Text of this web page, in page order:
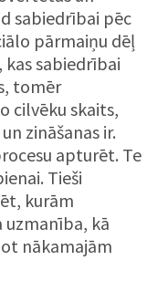
sabiedrībai pēc
pārmaiņu dēļ
kas sabiedrībai
tomēr
cilvēku skaits,
zināšanas ir.
apturēt. Te
Tieši
kurām
uzmanība, kā
nākamajām